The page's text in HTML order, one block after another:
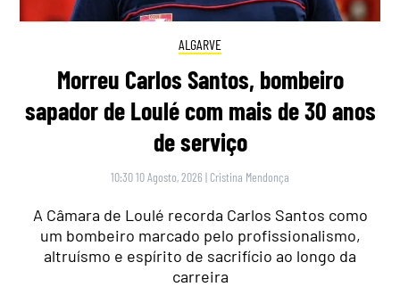
ALGARVE
Morreu Carlos Santos, bombeiro
sapador de Loulé com mais de 30 anos
de serviço
10:30 10 Agosto, 2026 | Cristina Mendonça
A Câmara de Loulé recorda Carlos Santos como
um bombeiro marcado pelo profissionalismo,
altruísmo e espírito de sacrifício ao longo da
carreira